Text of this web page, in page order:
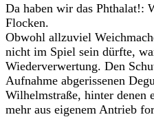
Da haben wir das Phthalat!:
Flocken.
Obwohl allzuviel
nicht im Spiel sein dürfte,
Wiederverwertung. Den
Aufnahme abgerissenen
Wilhelmstraße, hinter denen
mehr aus eigenem Antrieb